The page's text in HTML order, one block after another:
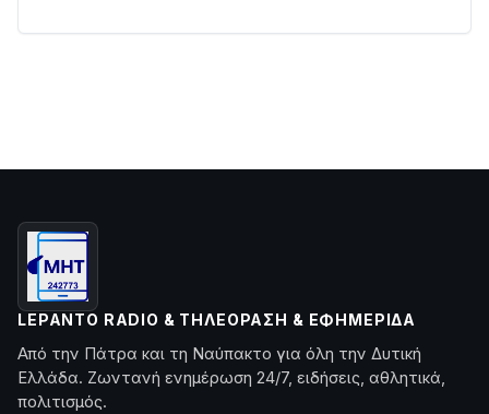
LEPANTO RADIO & ΤΗΛΕΌΡΑΣΗ & ΕΦΗΜΕΡΊΔΑ
Από την Πάτρα και τη Ναύπακτο για όλη την Δυτική
Ελλάδα. Ζωντανή ενημέρωση 24/7, ειδήσεις, αθλητικά,
πολιτισμός.